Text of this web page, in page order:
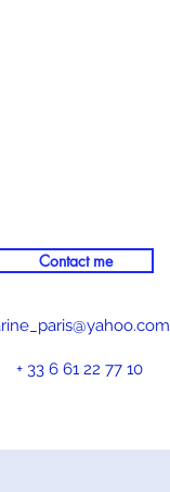
Contact me
+ 33 6 61 22 77 10